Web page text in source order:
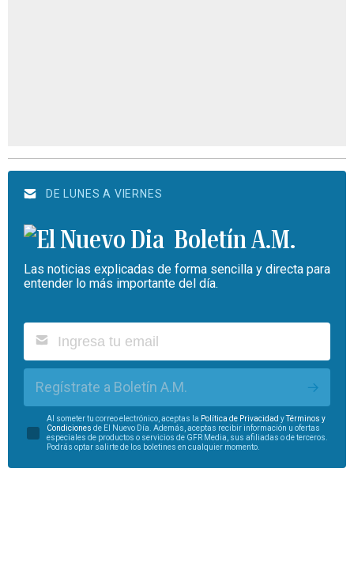
DE LUNES A VIERNES
Boletín A.M.
Las noticias explicadas de forma sencilla y directa para
entender lo más importante del día.
Regístrate a Boletín A.M.
Al someter tu correo electrónico, aceptas la Política de Privacidad yTérminos y
Condiciones de El Nuevo Día. Además, aceptas recibir información u ofertas
especiales de productos o servicios de GFR Media, sus afiliadas o de terceros.
Podrás optar salirte de los boletines en cualquier momento.